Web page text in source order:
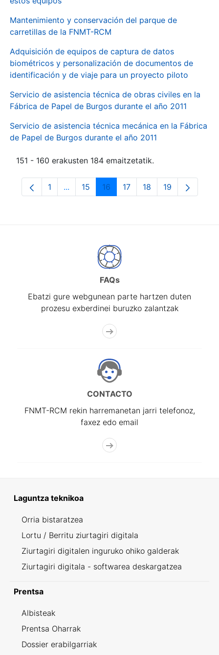
Mantenimiento y conservación del parque de
carretillas de la FNMT-RCM
Adquisición de equipos de captura de datos
biométricos y personalización de documentos de
identificación y de viaje para un proyecto piloto
Servicio de asistencia técnica de obras civiles en la
Fábrica de Papel de Burgos durante el año 2011
Servicio de asistencia técnica mecánica en la Fábrica
de Papel de Burgos durante el año 2011
151 - 160 erakusten 184 emaitzetatik.
Orrialdea
1 ...Intermediate Pages Use TAB to navigate.
Orrialdea
15 Orrialdea
16 Orrialdea
17 Orrialdea
18 Orrialdea
19
FAQs
Ebatzi gure webgunean parte hartzen duten
prozesu exberdinei buruzko zalantzak
CONTACTO
FNMT-RCM rekin harremanetan jarri telefonoz,
faxez edo email
Laguntza teknikoa
Orria bistaratzea
Lortu / Berritu ziurtagiri digitala
Ziurtagiri digitalen inguruko ohiko galderak
Ziurtagiri digitala - softwarea deskargatzea
Prentsa
Albisteak
Prentsa Oharrak
Dossier erabilgarriak